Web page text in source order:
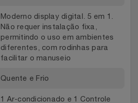
Moderno display digital. 5 em 1.
Não requer instalação fixa,
permitindo o uso em ambientes
diferentes, com rodinhas para
facilitar o manuseio
Quente e Frio
1 Ar-condicionado e 1 Controle